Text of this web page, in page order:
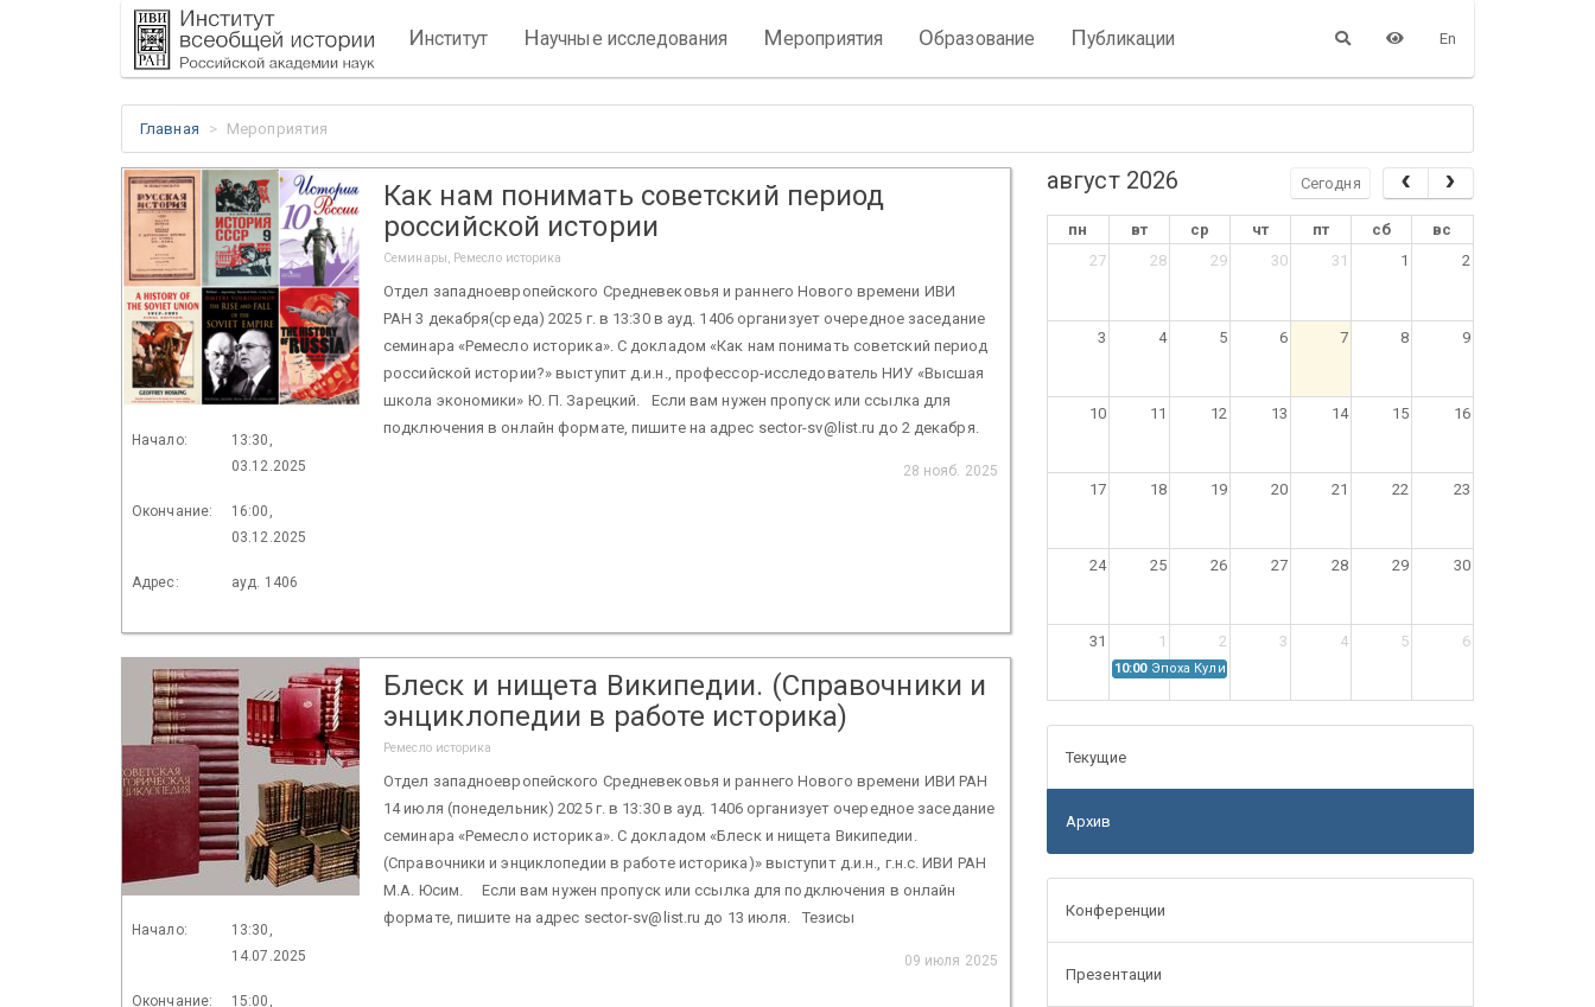
Институт Научные исследования Мероприятия Образование Публикации En
Главная Мероприятия
Начало:
13:30,
03.12.2025
Окончание:
16:00,
03.12.2025
Адрес: ауд. 1406
Как нам понимать советский период
российской истории
Семинары, Ремесло историка
Отдел западноевропейского Средневековья и раннего Нового времени ИВИ
РАН 3 декабря(среда) 2025 г. в 13:30 в ауд. 1406 организует очередное заседание
семинара «Ремесло историка». С докладом «Как нам понимать советский период
российской истории?» выступит д.и.н., профессор-исследователь НИУ «Высшая
школа экономики» Ю. П. Зарецкий. Если вам нужен пропуск или ссылка для
подключения в онлайн формате, пишите на адрес sector-sv@list.ru до 2 декабря.
28 нояб. 2025
Начало:
13:30,
14.07.2025
Окончание:
15:00,
Блеск и нищета Википедии. (Справочники и
энциклопедии в работе историка)
Ремесло историка
Отдел западноевропейского Средневековья и раннего Нового времени ИВИ РАН
14 июля (понедельник) 2025 г. в 13:30 в ауд. 1406 организует очередное заседание
семинара «Ремесло историка». С докладом «Блеск и нищета Википедии.
(Справочники и энциклопедии в работе историка)» выступит д.и.н., г.н.с. ИВИ РАН
М.А. Юсим. Если вам нужен пропуск или ссылка для подключения в онлайн
формате, пишите на адрес sector-sv@list.ru до 13 июля. Тезисы
09 июля 2025
август 2026 Сегодня
пн вт ср чт пт сб
вс
27
28 29 30 31 1 2
3 4 5 6 7 8 9
10 11 12 13 14 15 16
17 18 19 20 21 22 23
24 25 26 27 28 29 30
31 1 2 3 4 5 6
10:00 Эпоха Куликовской битвы: Проблемы источниковедения
Текущие
Архив
Конференции
Презентации